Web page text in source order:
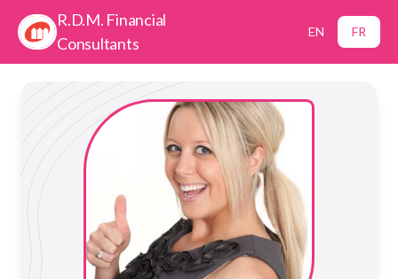
R.D.M. Financial
Consultants
EN FR